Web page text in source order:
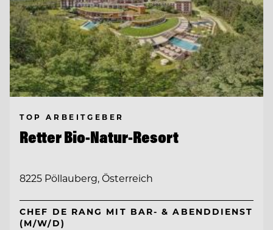
TOP ARBEITGEBER
Retter Bio-Natur-Resort
8225 Pöllauberg, Österreich
CHEF DE RANG MIT BAR- & ABENDDIENST
(M/W/D)